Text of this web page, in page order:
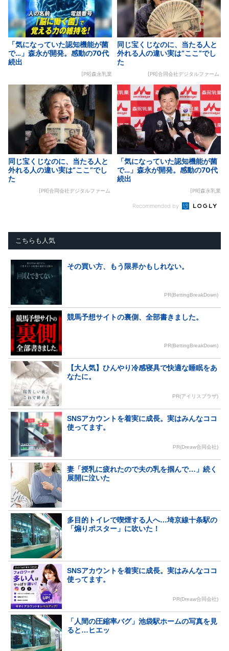
「気になっていた認知機能が菌
で…」森永が開発。感動の70代
続出
[PR]森永乳業
同じ宝くじなのに、当たる人と
外れる人の違い実は“ここ”でし
た
[PR]合同会社デジタルファーム
同じ宝くじなのに、当たる人と
外れる人の違い実は“ここ”でし
た
[PR]合同会社デジタルファーム
「気になっていた認知機能が菌
で…」森永が開発。感動の70代
続出
[PR]森永乳業
Recommended by
こちらも人気
その買い方、もう限界かもしれない。
PR(BettingBreakDown)
競馬予想サイトの裏側、全部書きました。
PR(BettingBreakDown)
【大人気】ひんやり冷感寝具で快適な睡眠をあ
なたに。
PR(アイリスプラザ)
SNSアカウントを着実に成長。実はみんなココ
使ってます。
PR(Dreaw合同会社)
妻「授乳に疲れたので夫の乳を掴んで…」続く
展開に泣いた
多目的トイレで喫煙する人へ…埼京線十条駅の
「煽りポスター」に吹いた！
SNSアカウントを着実に成長。実はみんなココ
使ってます。
PR(Dreaw合同会社)
「人間の圧縮率バグ」池袋駅ホームの写真を見
ると…ヒエッ